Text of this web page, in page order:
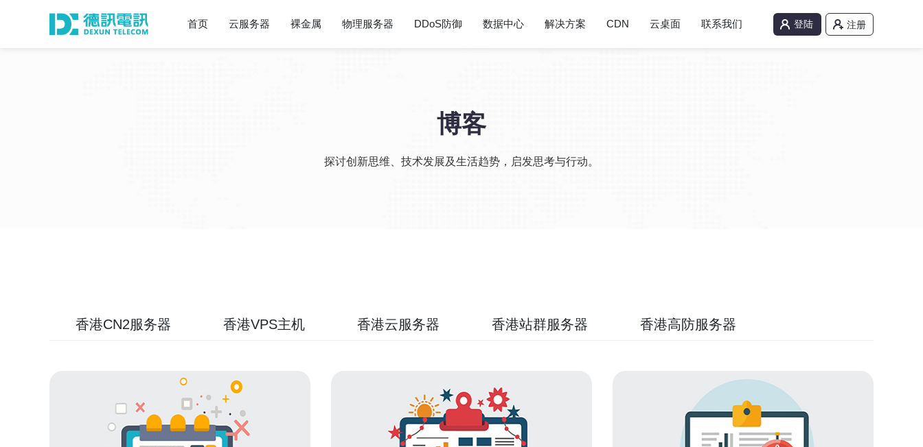
首页 云服务器 裸金属 物理服务器 DDoS防御 数据中心 解决方案 CDN 云桌面 联系我们 登陆 注册
博客
探讨创新思维、技术发展及生活趋势，启发思考与行动。
香港CN2服务器 香港VPS主机 香港云服务器 香港站群服务器 香港高防服务器